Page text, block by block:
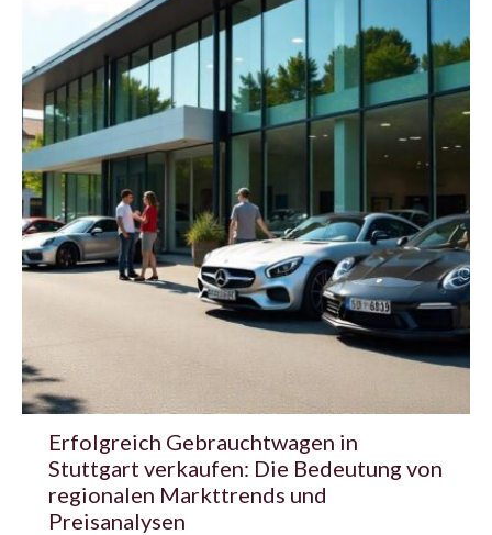
Erfolgreich Gebrauchtwagen in
Stuttgart verkaufen: Die Bedeutung von
regionalen Markttrends und
Preisanalysen